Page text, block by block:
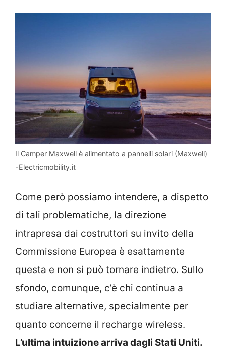
Il Camper Maxwell è alimentato a pannelli solari (Maxwell)
-Electricmobility.it
Come però possiamo intendere, a dispetto
di tali problematiche, la direzione
intrapresa dai costruttori su invito della
Commissione Europea è esattamente
questa e non si può tornare indietro. Sullo
sfondo, comunque, c’è chi continua a
studiare alternative, specialmente per
quanto concerne il recharge wireless.
L’ultima intuizione arriva dagli Stati Uniti.